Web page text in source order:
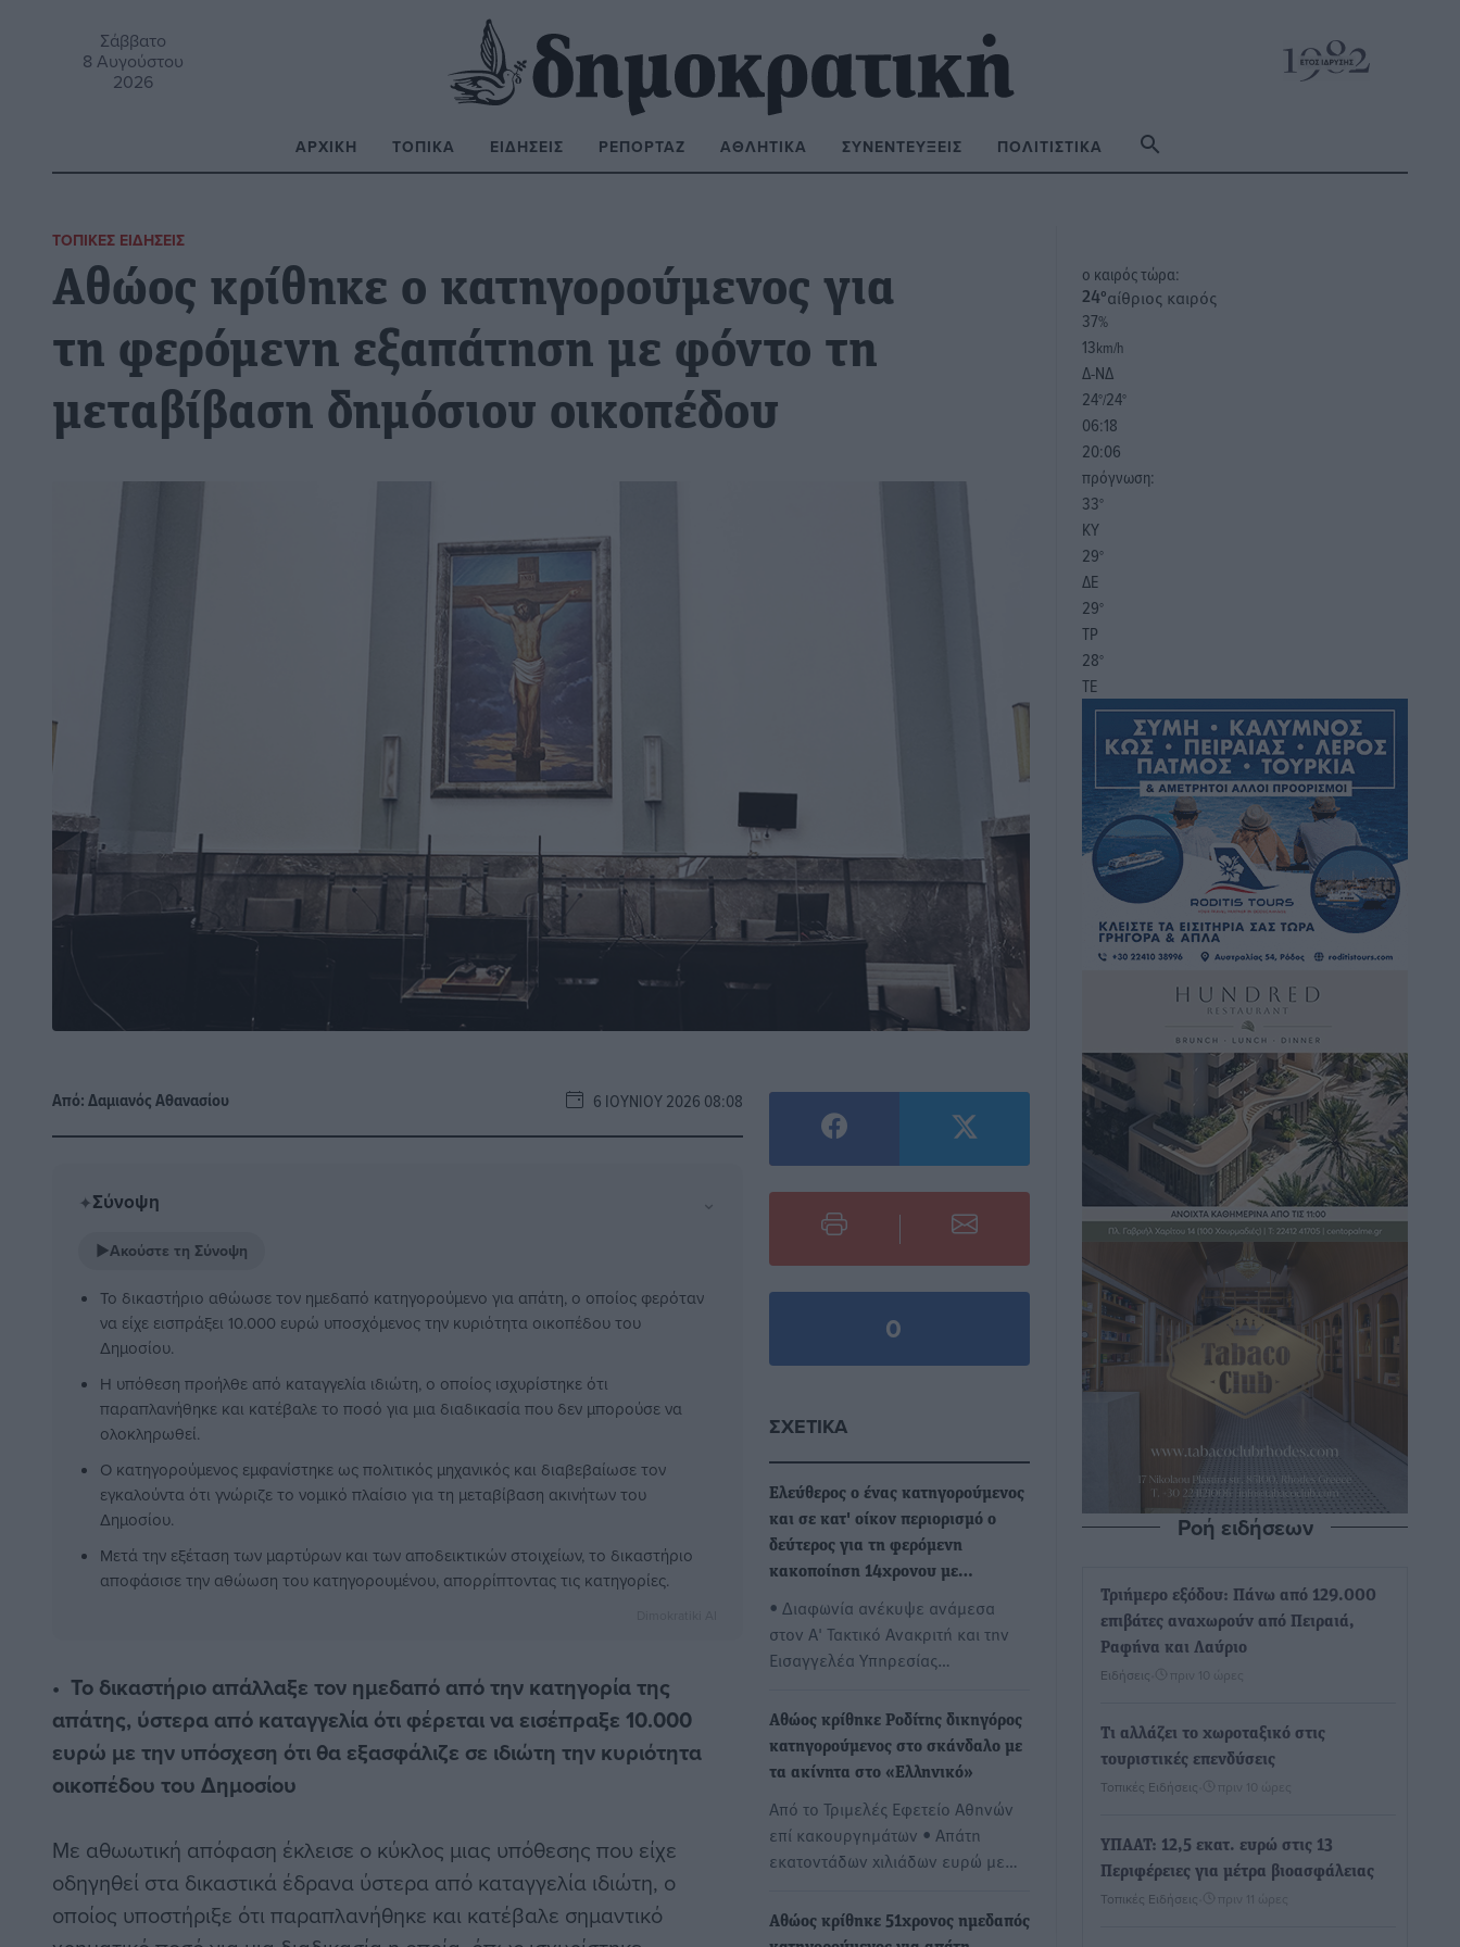
Σάββατο
8 Αυγούστου
2026
ΑΡΧΙΚΉ ΤΟΠΙΚΆ ΕΙΔΉΣΕΙΣ ΡΕΠΟΡΤΆΖ ΑΘΛΗΤΙΚΆ ΣΥΝΕΝΤΕΎΞΕΙΣ ΠΟΛΙΤΙΣΤΙΚΆ
ΤΟΠΙΚΈΣ ΕΙΔΉΣΕΙΣ
Αθώος κρίθηκε ο κατηγορούμενος για
τη φερόμενη εξαπάτηση με φόντο τη
μεταβίβαση δημόσιου οικοπέδου
Από:Δαμιανός Αθανασίου 6 ΙΟΥΝΊΟΥ 2026 08:08
✦Σύνοψη ⌄
▶Ακούστε τη Σύνοψη
Το δικαστήριο αθώωσε τον ημεδαπό κατηγορούμενο για απάτη, ο οποίος φερόταν
να είχε εισπράξει 10.000 ευρώ υποσχόμενος την κυριότητα οικοπέδου του
Δημοσίου.
Η υπόθεση προήλθε από καταγγελία ιδιώτη, ο οποίος ισχυρίστηκε ότι
παραπλανήθηκε και κατέβαλε το ποσό για μια διαδικασία που δεν μπορούσε να
ολοκληρωθεί.
Ο κατηγορούμενος εμφανίστηκε ως πολιτικός μηχανικός και διαβεβαίωσε τον
εγκαλούντα ότι γνώριζε το νομικό πλαίσιο για τη μεταβίβαση ακινήτων του
Δημοσίου.
Μετά την εξέταση των μαρτύρων και των αποδεικτικών στοιχείων, το δικαστήριο
αποφάσισε την αθώωση του κατηγορουμένου, απορρίπτοντας τις κατηγορίες.
• Το δικαστήριο απάλλαξε τον ημεδαπό από την κατηγορία της
απάτης, ύστερα από καταγγελία ότι φέρεται να εισέπραξε 10.000
ευρώ με την υπόσχεση ότι θα εξασφάλιζε σε ιδιώτη την κυριότητα
οικοπέδου του Δημοσίου
Με αθωωτική απόφαση έκλεισε ο κύκλος μιας υπόθεσης που είχε
οδηγηθεί στα δικαστικά έδρανα ύστερα από καταγγελία ιδιώτη, ο
οποίος υποστήριξε ότι παραπλανήθηκε και κατέβαλε σημαντικό
0
ΣΧΕΤΙΚΆ
Ελεύθερος ο ένας κατηγορούμενος
και σε κατ' οίκον περιορισμό ο
δεύτερος για τη φερόμενη
κακοποίηση 14χρονου με…
• Διαφωνία ανέκυψε ανάμεσα
στον Α' Τακτικό Ανακριτή και την
Εισαγγελέα Υπηρεσίας…
Αθώος κρίθηκε Ροδίτης δικηγόρος
κατηγορούμενος στο σκάνδαλο με
τα ακίνητα στο «Ελληνικό»
Από το Τριμελές Εφετείο Αθηνών
επί κακουργημάτων • Απάτη
εκατοντάδων χιλιάδων ευρώ με…
Αθώος κρίθηκε 51χρονος ημεδαπός
o καιρός τώρα:
24°αίθριος καιρός
37%
13km/h
Δ-ΝΔ
24°/24°
06:18
20:06
πρόγνωση:
33°
ΚΥ
29°
ΔΕ
29°
ΤΡ
28°
ΤΕ
Ροή ειδήσεων
Τριήμερο εξόδου: Πάνω από 129.000
επιβάτες αναχωρούν από Πειραιά,
Ραφήνα και Λαύριο
Ειδήσεις πριν 10 ώρες
Τι αλλάζει το χωροταξικό στις
τουριστικές επενδύσεις
Τοπικές Ειδήσεις πριν 10 ώρες
ΥΠΑΑΤ: 12,5 εκατ. ευρώ στις 13
Περιφέρειες για μέτρα βιοασφάλειας
Τοπικές Ειδήσεις πριν 11 ώρες